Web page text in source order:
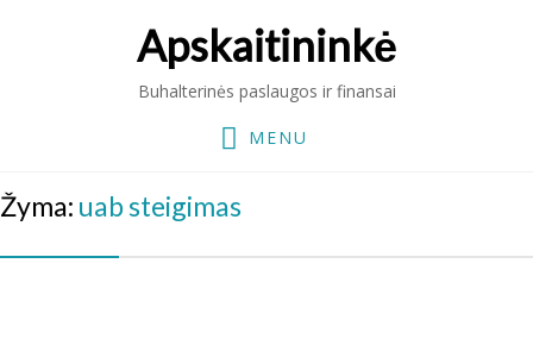
Apskaitininkė
Buhalterinės paslaugos ir finansai
MENU
Žyma: uab steigimas